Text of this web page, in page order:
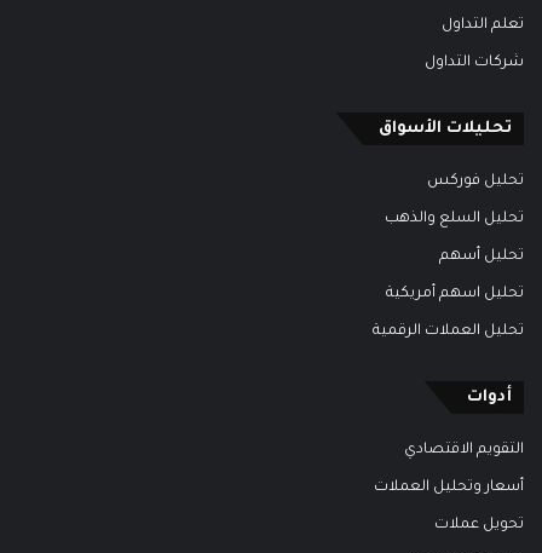
تعلم التداول
شركات التداول
تحليلات الأسواق
تحليل فوركس
تحليل السلع والذهب
تحليل أسهم
تحليل اسهم أمريكية
تحليل العملات الرقمية
أدوات
التقويم الاقتصادي
أسعار وتحليل العملات
تحويل عملات